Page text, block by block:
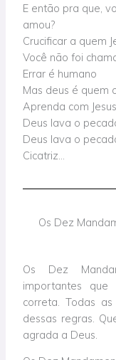
E então pra que,
amou?
Crucificar a quem
Você não foi
Errar é humano
Mas deus é quem
Aprenda com
Deus lava o
Deus lava o
Cicatriz…
Os Dez
Os Dez
importantes
correta. Todas
dessas regras.
agrada a Deus.